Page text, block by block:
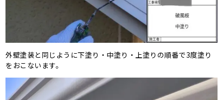
外壁塗装と同じように下塗り・中塗り・上塗りの順番で3度塗り
をおこないます。